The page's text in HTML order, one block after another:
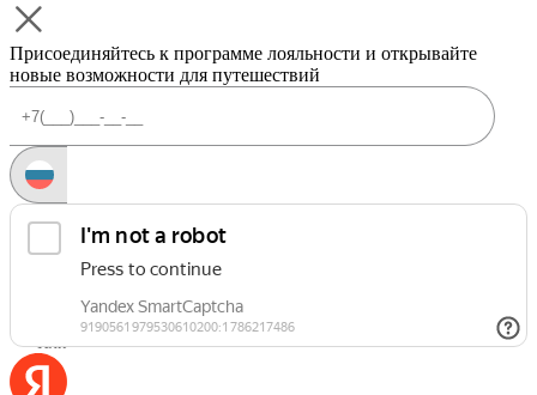
Присоединяйтесь к программе лояльности и открывайте
новые возможности для путешествий
Запросить код
Уже есть аккаунт?Войти
Или